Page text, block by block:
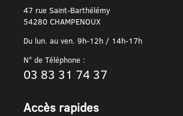
47 rue Saint-Barthélémy
54280 CHAMPENOUX
Du lun. au ven. 9h-12h / 14h-17h
N° de Téléphone :
03 83 31 74 37
Accès rapides